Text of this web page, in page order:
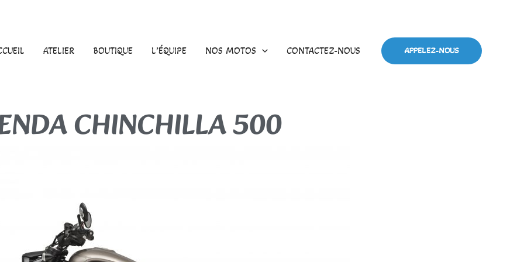
ATELIER BOUTIQUE L’ÉQUIPE NOS MOTOS CONTACTEZ-NOUS APPELEZ-NOUS
CHINCHILLA 500